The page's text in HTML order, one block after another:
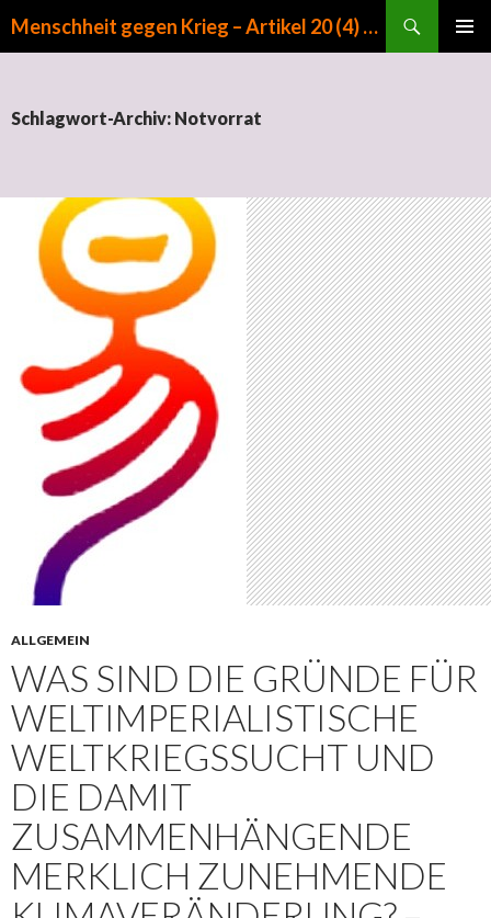
Menschheit gegen Krieg – Artikel 20 (4) GG
Schlagwort-Archiv: Notvorrat
ALLGEMEIN
WAS SIND DIE GRÜNDE FÜR
WELTIMPERIALISTISCHE
WELTKRIEGSSUCHT UND
DIE DAMIT
ZUSAMMENHÄNGENDE
MERKLICH ZUNEHMENDE